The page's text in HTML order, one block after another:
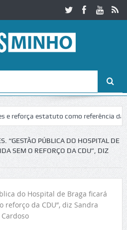
estatuto como referência da
“GESTÃO PÚBLICA DO HOSPITAL DE
SEM O REFORÇO DA CDU”, DIZ